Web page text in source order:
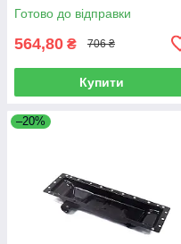
Готово до відправки
564,80 ₴ 706 ₴
Купити
–20%